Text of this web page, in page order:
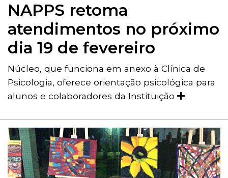
NAPPS retoma
atendimentos no próximo
dia 19 de fevereiro
Núcleo, que funciona em anexo à Clínica de
Psicologia, oferece orientação psicológica para
alunos e colaboradores da Instituição